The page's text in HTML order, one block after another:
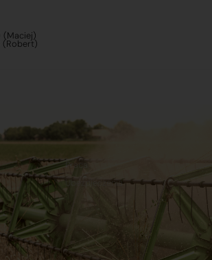
Praca
Ubezpieczenia